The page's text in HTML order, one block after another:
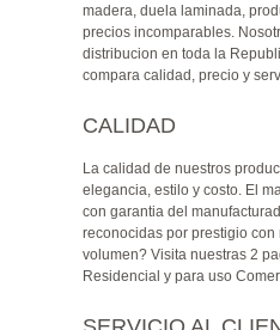
madera, duela laminada,
precios incomparables.
distribucion en toda la
compara calidad, precio y
CALIDAD
La calidad de nuestros
elegancia, estilo y costo. El
con garantia del
reconocidas por prestigio con
volumen? Visita nuestras 2
Residencial y para uso